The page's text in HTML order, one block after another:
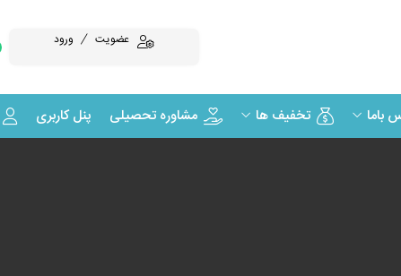
عضویت ورود
باما تخفیف ها مشاوره تحصیلی پنل کاربری